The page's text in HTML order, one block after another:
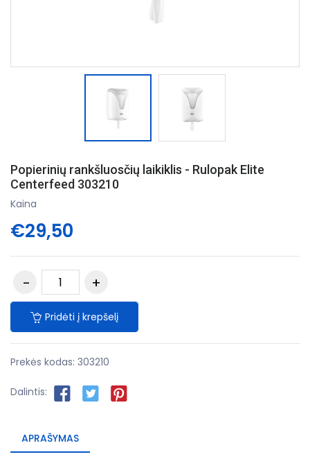
Popierinių rankšluosčių laikiklis - Rulopak Elite
Centerfeed 303210
Kaina
€29,50
Pridėti į krepšelį
Prekės kodas: 303210
Dalintis:
APRAŠYMAS